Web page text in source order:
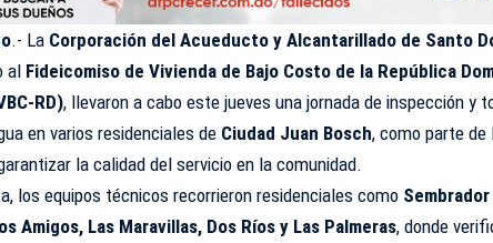
.- La Corporación del Acueducto y Alcantarillado de Santo
al Fideicomiso de Vivienda de Bajo Costo de la República
RD), llevaron a cabo este jueves una jornada de inspección y
en varios residenciales de Ciudad Juan Bosch, como parte de
la calidad del servicio en la comunidad.
los equipos técnicos recorrieron residenciales como Sembrador
Amigos, Las Maravillas, Dos Ríos y Las Palmeras, donde